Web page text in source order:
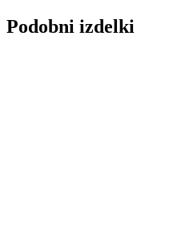
Podobni izdelki